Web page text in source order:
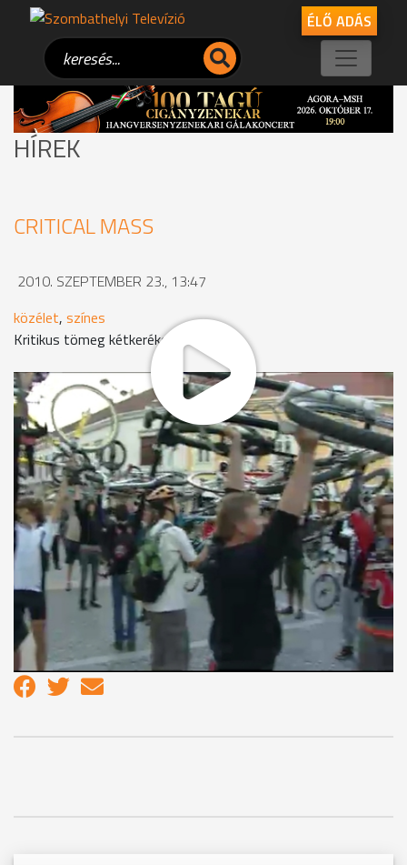
ÉLŐ ADÁS
HÍREK
CRITICAL MASS
2010. SZEPTEMBER 23., 13:47
közélet, színes
Kritikus tömeg kétkeréken
Nem mindennapi felvonulásnak lehettek tanúi, akik tegnap a
belváros és környékén közlekedtek. Mintegy 150 bringás
tekert át a városon az európai autómentes nap alkalmából. A
Critical Mass nevű megmozdulást minden évben a Föld napján
és az autómentes napon szervezik meg. A célja az, hogy
felhívják a kerékpárosokra a figyelmet. Emellett idén azt is
szeretnék elérni, hogy az új kreszt még jobban kiterjesztve,
az arra alkalmas egyirányú utcákba mindkét irányból
behajthassanak. A hagyományok alapján idén sem maradt el
szokásos kerékpár-emelés.
MEGOSZTÁS